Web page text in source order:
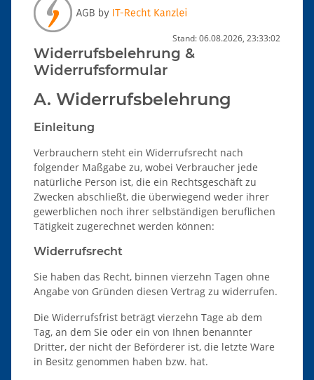
Stand: 06.08.2026, 23:33:02
Widerrufsbelehrung &
Widerrufsformular
A. Widerrufsbelehrung
Einleitung
Verbrauchern steht ein Widerrufsrecht nach
folgender Maßgabe zu, wobei Verbraucher jede
natürliche Person ist, die ein Rechtsgeschäft zu
Zwecken abschließt, die überwiegend weder ihrer
gewerblichen noch ihrer selbständigen beruflichen
Tätigkeit zugerechnet werden können:
Widerrufsrecht
Sie haben das Recht, binnen vierzehn Tagen ohne
Angabe von Gründen diesen Vertrag zu widerrufen.
Die Widerrufsfrist beträgt vierzehn Tage ab dem
Tag, an dem Sie oder ein von Ihnen benannter
Dritter, der nicht der Beförderer ist, die letzte Ware
in Besitz genommen haben bzw. hat.